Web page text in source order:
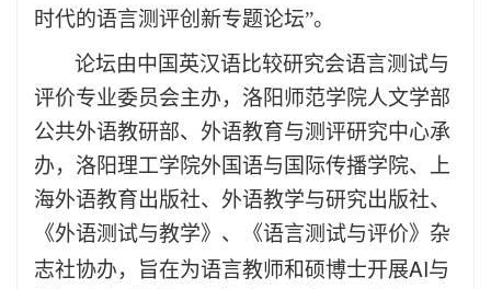
时代的语言测评创新专题论坛”。
论坛由中国英汉语比较研究会语言测试与
评价专业委员会主办，洛阳师范学院人文学部
公共外语教研部、外语教育与测评研究中心承
办， 洛阳理工学院外国语与国际传播学院、上
海外语教育出版社、外语教学与研究出版社、
《外语测试与教学》、《语言测试与评价》杂
志社协办， 旨在为语言教师和硕博士开展AI与